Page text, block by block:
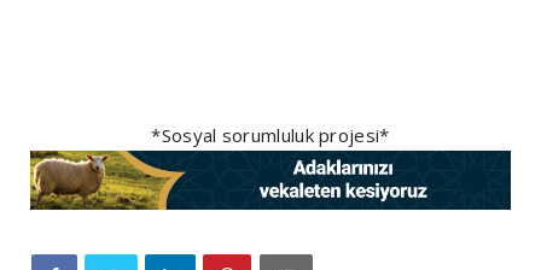
*Sosyal sorumluluk projesi*